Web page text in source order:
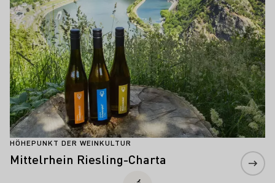
HÖHEPUNKT DER WEINKULTUR
Mittelrhein Riesling-Charta